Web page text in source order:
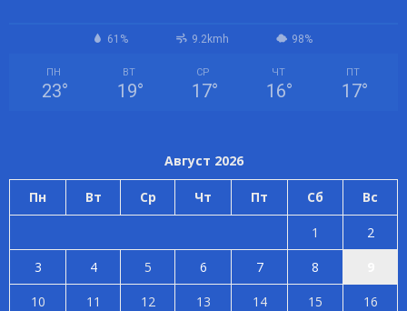
61% 9.2kmh 98%
ПН
23°
ВТ
19°
СР
17°
ЧТ
16°
ПТ
17°
Август 2026
Пн Вт Ср Чт Пт Сб Вс
1
2
3
4 5 6 7 8
10
11 12 13 14 15
16